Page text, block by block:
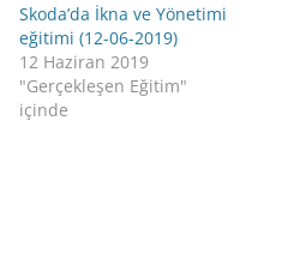
Skoda’da İkna ve Yönetimi
eğitimi (12-06-2019)
12 Haziran 2019
"Gerçekleşen Eğitim"
içinde